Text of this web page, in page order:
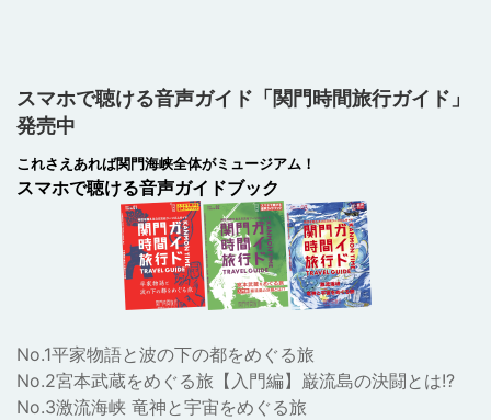
スマホで聴ける音声ガイド「関門時間旅行ガイド」
発売中
これさえあれば関門海峡全体がミュージアム！
スマホで聴ける音声ガイドブック
No.1平家物語と波の下の都をめぐる旅
No.2宮本武蔵をめぐる旅【入門編】巌流島の決闘とは!?
No.3激流海峡 竜神と宇宙をめぐる旅